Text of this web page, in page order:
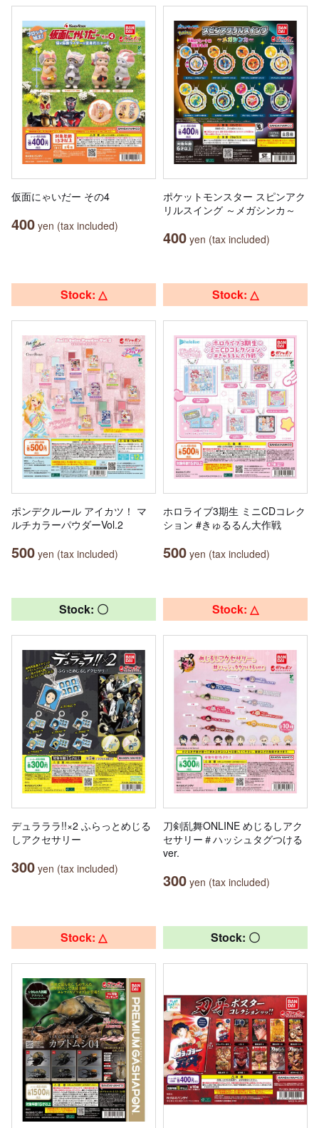
仮面にゃいだー その4
400 yen (tax included)
ポケットモンスター スピンアク
リルスイング ～メガシンカ～
400 yen (tax included)
Stock: △
ポンデクルール アイカツ！ マ
ルチカラーパウダーVol.2
500 yen (tax included)
Stock: △
ホロライブ3期生 ミニCDコレク
ション #きゅるるん大作戦
500 yen (tax included)
Stock: 〇
デュラララ!!×2 ふらっとめじる
しアクセサリー
300 yen (tax included)
Stock: △
刀剣乱舞ONLINE めじるしアク
セサリー＃ハッシュタグつける
ver.
300 yen (tax included)
Stock: △ Stock: 〇